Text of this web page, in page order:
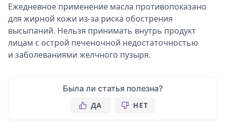
Ежедневное применение масла противопоказано
для жирной кожи из-за риска обострения
высыпаний. Нельзя принимать внутрь продукт
лицам с острой печеночной недостаточностью
и заболеваниями желчного пузыря.
Была ли статья полезна?
ДА НЕТ